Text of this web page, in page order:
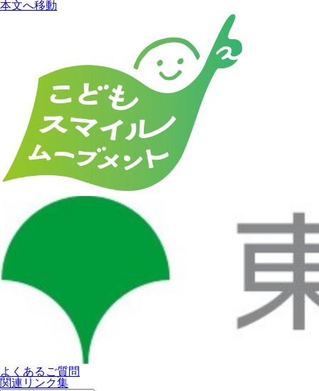
本文へ移動
よくあるご質問
関連リンク集